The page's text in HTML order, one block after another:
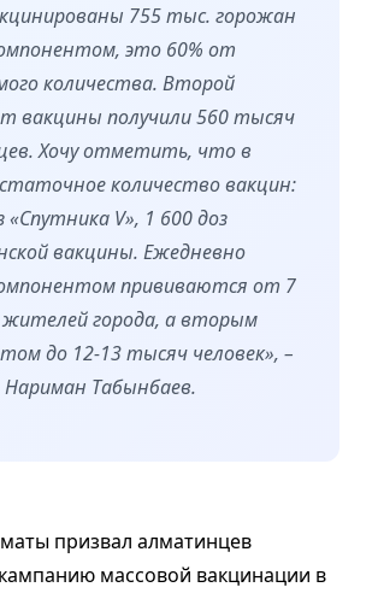
755 тыс. горожан
это 60% от
количества. Второй
вакцины получили 560 тысяч
Хочу отметить, что в
количество вакцин:
«Спутника V», 1 600 доз
вакцины. Ежедневно
прививаются от 7
города, а вторым
до 12-13 тысяч человек», –
Табынбаев.
призвал алматинцев
массовой вакцинации в